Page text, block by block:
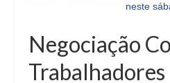
Negociação
Trabalhadores